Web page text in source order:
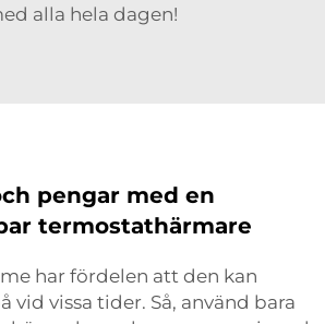
alla hela dagen!
pengar med en
termostathärmare
har fördelen att den kan
vid vissa tider. Så, använd bara